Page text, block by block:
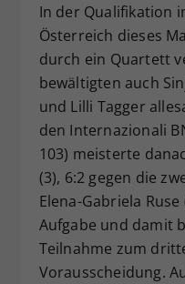
In der Qualifikation
Österreich dieses
durch ein Quartett
bewältigten auch
und Lilli Tagger
den Internazionali
103) meisterte
(3), 6:2 gegen die
Elena-Gabriela
Aufgabe und damit
Teilnahme zum
Vorausscheidung.